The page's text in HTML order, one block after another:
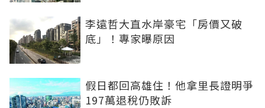
李遠哲大直水岸豪宅「房價又破
底」！專家曝原因
假日都回高雄住！他拿里長證明爭
197萬退稅仍敗訴